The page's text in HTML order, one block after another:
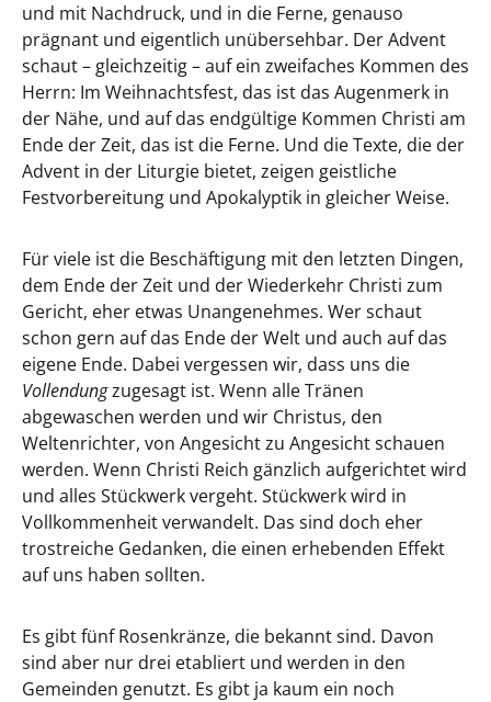
und mit Nachdruck, und in die Ferne, genauso
prägnant und eigentlich unübersehbar. Der Advent
schaut – gleichzeitig – auf ein zweifaches Kommen des
Herrn: Im Weihnachtsfest, das ist das Augenmerk in
der Nähe, und auf das endgültige Kommen Christi am
Ende der Zeit, das ist die Ferne. Und die Texte, die der
Advent in der Liturgie bietet, zeigen geistliche
Festvorbereitung und Apokalyptik in gleicher Weise.
Für viele ist die Beschäftigung mit den letzten Dingen,
dem Ende der Zeit und der Wiederkehr Christi zum
Gericht, eher etwas Unangenehmes. Wer schaut
schon gern auf das Ende der Welt und auch auf das
eigene Ende. Dabei vergessen wir, dass uns die
Vollendungzugesagt ist. Wenn alle Tränen
abgewaschen werden und wir Christus, den
Weltenrichter, von Angesicht zu Angesicht schauen
werden. Wenn Christi Reich gänzlich aufgerichtet wird
und alles Stückwerk vergeht. Stückwerk wird in
Vollkommenheit verwandelt. Das sind doch eher
trostreiche Gedanken, die einen erhebenden Effekt
auf uns haben sollten.
Es gibt fünf Rosenkränze, die bekannt sind. Davon
sind aber nur drei etabliert und werden in den
Gemeinden genutzt. Es gibt ja kaum ein noch